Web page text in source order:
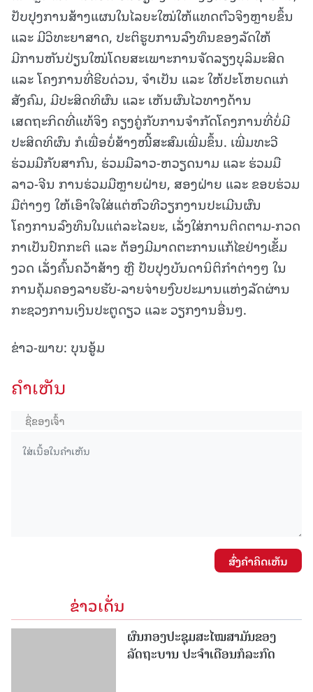
ປັບປຸງການສ້າງແຜນໃນໄລຍະໃໝ່ໃຫ້ແທດຕົວຈິງຫຼາຍຂຶ້ນ
ແລະ ມີວິທະຍາສາດ, ປະຕິຮູບການລົງທຶນຂອງລັດໃຫ້
ມີການຫັນປ່ຽນໃໝ່ໂດຍສະເພາະການຈັດລຽງບຸລິມະສິດ
ແລະ ໂຄງການທີ່ຮີບດ່ວນ, ຈໍາເປັນ ແລະ ໃຫ້ປະໂຫຍດແກ່
ສັງຄົມ, ມີປະສິດທິຜົນ ແລະ ເຫັນຜົນໄວທາງດ້ານ
ເສດຖະກິດທີ່ແທ້ຈິງ ຄຽງຄູ່ກັບການຈໍາກັດໂຄງການທີ່ບໍ່ມີ
ປະສິດທິຜົນ ກໍເພື່ອບໍ່ສ້າງໜີ້ສະສົມເພີ່ມຂຶ້ນ. ເພີ່ມທະວີ
ຮ່ວມມືກັບສາກົນ, ຮ່ວມມືລາວ-ຫວຽດນາມ ແລະ ຮ່ວມມື
ລາວ-ຈີນ ການຮ່ວມມືຫຼາຍຝ່າຍ, ສອງຝ່າຍ ແລະ ຂອບຮ່ວມ
ມືຕ່າງໆ ໃຫ້ເອົາໃຈໃສ່ແຕ່ຫົວທີວຽກງານປະເມີນຜົນ
ໂຄງການລົງທຶນໃນແຕ່ລະໄລຍະ, ເລັ່ງໃສ່ການຕິດຕາມ-ກວດ
ກາເປັນປົກກະຕິ ແລະ ຕ້ອງມີມາດຕະການແກ້ໄຂຢ່າງເຂັ້ມ
ງວດ ເລັ່ງຄົ້ນຄວ້າສ້າງ ຫຼື ປັບປຸງບັນດານິຕິກໍາຕ່າງໆ ໃນ
ການຄຸ້ມຄອງລາຍຮັບ-ລາຍຈ່າຍງົບປະມານແຫ່ງລັດຜ່ານ
ກະຊວງການເງິນປະຕູດຽວ ແລະ ວຽກງານອື່ນໆ.
ຂ່າວ-ພາບ: ບຸນອູ້ມ
ຄໍາເຫັນ
ສົ່ງຄໍາຄິດເຫັນ
ຂ່າວເດັ່ນ
ຜົນກອງປະຊຸມສະໄໝສາມັນຂອງ
ລັດຖະບານ ປະຈຳເດືອນກໍລະກົດ